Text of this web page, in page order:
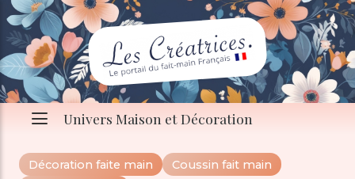
Univers Maison et Décoration
Décoration faite main
Coussin fait main